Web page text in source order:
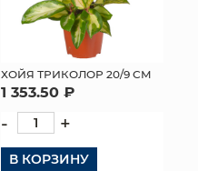
ХОЙЯ ТРИКОЛОР 20/9 СМ
1 353.50 ₽
- +
В КОРЗИНУ